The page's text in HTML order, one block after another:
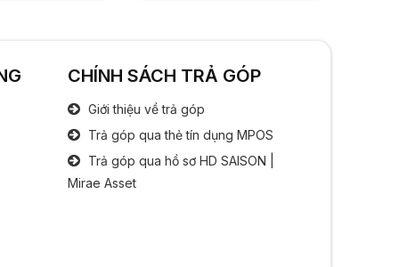
Âm thanh
Speaker: 2 x Spearker
CHÍNH SÁCH TRẢ GÓP
Giới thiệu về trả góp
Trả góp qua thẻ tín dụng MPOS
Trả góp qua hồ sơ HD SAISON |
Mirae Asset